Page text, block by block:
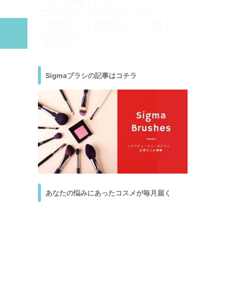
Sigmaブラシの記事はコチラ
あなたの悩みにあったコスメが毎月届く